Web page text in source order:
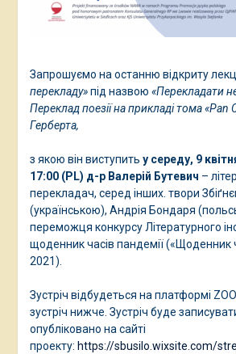
Запрошуємо на останню відкриту
перекладу»під назвою «Перекладати
Переклад поезії на прикладі тома «Pan
Герберта,
з якою він виступить у середу, 9
17:00 (PL) д-р Валерій Бутевич –
перекладач, серед інших. твори
(українською), Андрія Бондаря
переможця конкурсу Літературного
щоденник часів пандемії («Щоденник
2021).
Зустріч відбудеться на платформі
зустріч нижче. Зустріч буде
опубліковано на сайті
проекту: https://sbusilo.wixsite.com/